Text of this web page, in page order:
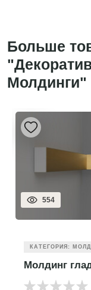
Больше
Молдинги"
554
КАТЕГОРИЯ:
Молдинг